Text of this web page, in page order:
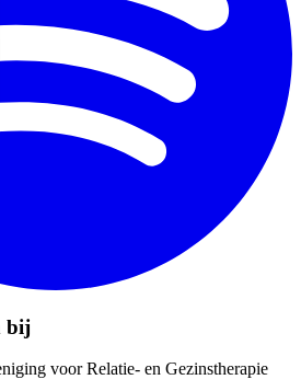
bij
voor Relatie- en Gezinstherapie